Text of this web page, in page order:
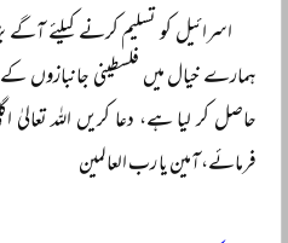
اسرائیل کو تسلیم کرنے کیلئے
ہمارے خیال میں فلسطینی جانبازوں
حاصل کر لیا ہے، دعا کریں اللہ
فرمائے، آمین یا رب العالمین